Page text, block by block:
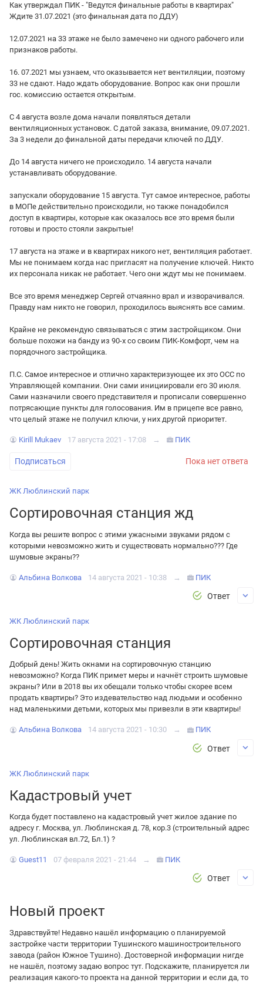
Как утверждал ПИК - "Ведутся финальные работы в квартирах"
Ждите 31.07.2021 (это финальная дата по ДДУ)
12.07.2021 на 33 этаже не было замечено ни одного рабочего или
признаков работы.
16. 07.2021 мы узнаем, что оказывается нет вентиляции, поэтому
33 не сдают. Надо ждать оборудование. Вопрос как они прошли
гос. комиссию остается открытым.
С 4 августа возле дома начали появляться детали
вентиляционных установок. С датой заказа, внимание, 09.07.2021.
За 3 недели до финальной даты передачи ключей по ДДУ.
До 14 августа ничего не происходило. 14 августа начали
устанавливать оборудование.
запускали оборудование 15 августа. Тут самое интересное, работы
в МОПе действительно происходили, но также понадобился
доступ в квартиры, которые как оказалось все это время были
готовы и просто стояли закрытые!
17 августа на этаже и в квартирах никого нет, вентиляция работает.
Мы не понимаем когда нас пригласят на получение ключей. Никто
их персонала никак не работает. Чего они ждут мы не понимаем.
Все это время менеджер Сергей отчаянно врал и изворачивался.
Правду нам никто не говорил, проходилось выяснять все самим.
Крайне не рекомендую связываться с этим застройщиком. Они
больше похожи на банду из 90-х со своим ПИК-Комфорт, чем на
порядочного застройщика.
П.С. Самое интересное и отлично характеризующее их это ОСС по
Управляющей компании. Они сами инициировали его 30 июля.
Сами назначили своего представителя и прописали совершенно
потрясающие пункты для голосования. Им в прицепе все равно,
что целый этаже не получил ключи, у них другой приоритет.
Kirill Mukaev 17 августа 2021 - 17:08 → ПИК
Подписаться Пока нет ответа
ЖК Люблинский парк
Сортировочная станция жд
Когда вы решите вопрос с этими ужасными звуками рядом с
которыми невозможно жить и существовать нормально??? Где
шумовые экраны??
Альбина Волкова 14 августа 2021 - 10:38 → ПИК
Ответ
ЖК Люблинский парк
Сортировочная станция
Добрый день! Жить окнами на сортировочную станцию
невозможно? Когда ПИК примет меры и начнёт строить шумовые
экраны? Или в 2018 вы их обещали только чтобы скорее всем
продать квартиры? Это издевательство над людьми и особенно
над маленькими детьми, которых мы привезли в эти квартиры!
Альбина Волкова 14 августа 2021 - 10:30 → ПИК
Ответ
ЖК Люблинский парк
Кадастровый учет
Когда будет поставлено на кадастровый учет жилое здание по
адресу г. Москва, ул. Люблинская д. 78, кор.3 (строительный адрес
ул. Люблинская вл.72, Бл.1) ?
Guest11 07 февраля 2021 - 21:44 → ПИК
Ответ
Новый проект
Здравствуйте! Недавно нашёл информацию о планируемой
застройке части территории Тушинского машиностроительного
завода (район Южное Тушино). Достоверной информации нигде
не нашёл, поэтому задаю вопрос тут. Подскажите, планируется ли
реализация какого-то проекта на данной территории и если да, то